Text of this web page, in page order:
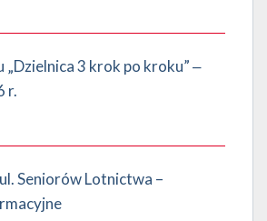
„Dzielnica 3 krok po kroku” ‒
r.
Seniorów Lotnictwa –